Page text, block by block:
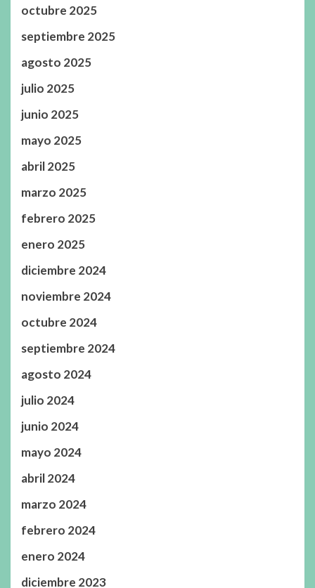
octubre 2025
septiembre 2025
agosto 2025
julio 2025
junio 2025
mayo 2025
abril 2025
marzo 2025
febrero 2025
enero 2025
diciembre 2024
noviembre 2024
octubre 2024
septiembre 2024
agosto 2024
julio 2024
junio 2024
mayo 2024
abril 2024
marzo 2024
febrero 2024
enero 2024
diciembre 2023